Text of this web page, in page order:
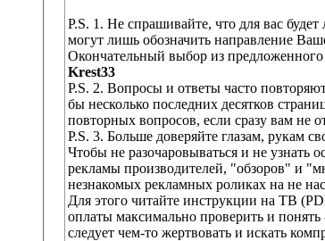
P.S. 1. Не спрашивайте, что для вас
могут лишь обозначить направление
Окончательный выбор из
Krest33
P.S. 2. Вопросы и ответы часто
бы несколько последних десятков
повторных вопросов, если сразу вам не
P.S. 3. Больше доверяйте глазам, рукам
Чтобы не разочаровываться и не узнать
рекламы производителей, "обзоров" и
незнакомых рекламных роликах на не
Для этого читайте инструкции на ТВ
оплаты максимально проверить и
следует чем-то жертвовать и искать